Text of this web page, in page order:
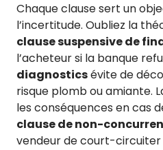
Chaque clause sert un
l’incertitude. Oubliez la
clause suspensive de
l’acheteur si la banque
diagnosticsévite de
risque plomb ou amiante.
les conséquences en cas
clause de non-
vendeur de court-circuiter